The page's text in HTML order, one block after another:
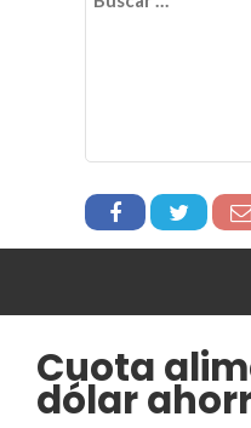
Cuota
dólar